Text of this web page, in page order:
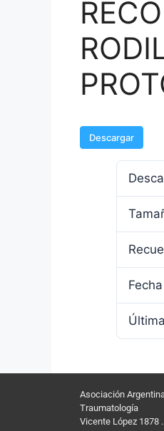
Descargar
Asociación
Traumatología
Vicente López 1878